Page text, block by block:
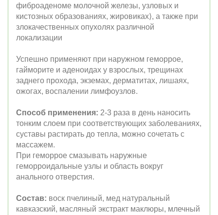
фиброаденоме молочной железы, узловых и
кистозных образованиях, жировиках⟩, а также при
злокачественных опухолях различной
локализации
Успешно применяют при наружном геморрое,
гайморите и аденоидах у взрослых, трещинах
заднего прохода, экземах, дерматитах, лишаях,
ожогах, воспалении лимфоузлов.
Способ применения: 2-3 раза в день наносить
тонким слоем при соответствующих заболеваниях,
суставы растирать до тепла, можно сочетать с
массажем.
При геморрое смазывать наружные
геморроидальные узлы и область вокруг
анального отверстия.
Состав: воск пчелиный, мед натуральный
кавказский, масляный экстракт маклюры, млечный